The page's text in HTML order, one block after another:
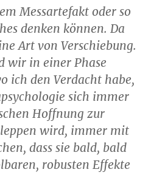
Messartefakt oder so
denken können. Da
Art von Verschiebung.
wir in einer Phase
ich den Verdacht habe,
sich immer
Hoffnung zur
wird, immer mit
dass sie bald, bald
robusten Effekte